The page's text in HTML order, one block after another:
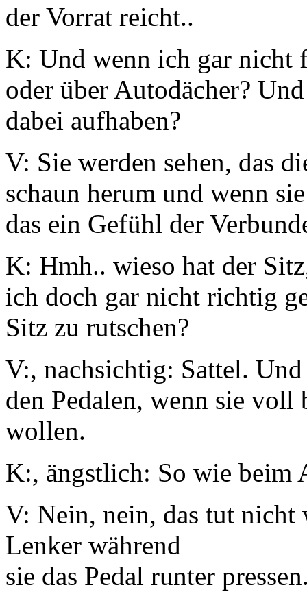
der Vorrat reicht..
K: Und wenn ich gar nicht
oder über Autodächer?
dabei aufhaben?
V: Sie werden sehen, das
schaun herum und wenn
das ein Gefühl der
K: Hmh.. wieso hat der
ich doch gar nicht richtig
Sitz zu rutschen?
V:, nachsichtig: Sattel.
den Pedalen, wenn sie voll
wollen.
K:, ängstlich: So wie beim
V: Nein, nein, das tut nicht
Lenker während
sie das Pedal runter